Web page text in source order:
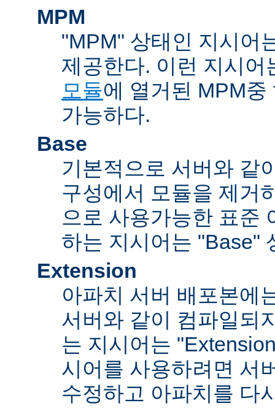
MPM
"MPM" 상태인 지시어
제공한다. 이런 지시어
모듈에 열거된 MPM
가능하다.
Base
기본적으로 서버와 같
구성에서 모듈을 제거
으로 사용가능한 표준
하는 지시어는 "Base"
Extension
아파치 서버 배포본에
서버와 같이 컴파일되
는 지시어는
시어를 사용하려면 서
수정하고 아파치를 다